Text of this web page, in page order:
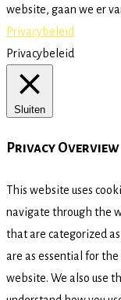
website, gaan we er
Privacybeleid
Privacybeleid
Sluiten
Privacy Overview
This website uses
navigate through the
that are categorized
are as essential for
website. We also use